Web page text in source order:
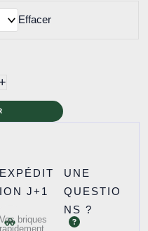
Effacer
EXPÉDIT
ION J+1
Vos briques
rapidement
UNE
QUESTIO
NS ?